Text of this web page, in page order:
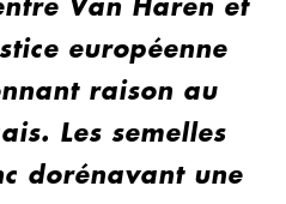
Van Haren et
européenne
raison au
Les semelles
dorénavant une